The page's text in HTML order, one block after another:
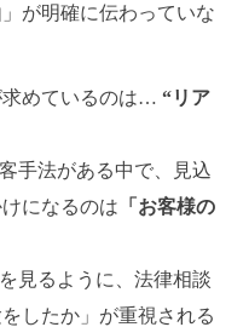
が明確に伝わっていな
求めているのは… “リア
手法がある中で、見込
になるのは 「お客様の
見るように、法律相談
したか」が重視される